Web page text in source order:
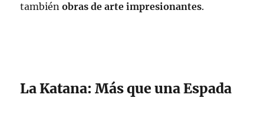
tambiénobras de arte impresionantes.
La Katana: Más que una Espada